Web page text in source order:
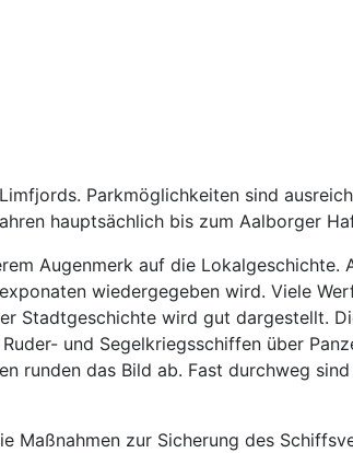
Parkmöglichkeiten sind
hauptsächlich bis zum Aalborger
Augenmerk auf die Lokalgeschichte.
wiedergegeben wird. Viele
Stadtgeschichte wird gut dargestellt.
und Segelkriegsschiffen über
runden das Bild ab. Fast durchweg
Maßnahmen zur Sicherung des